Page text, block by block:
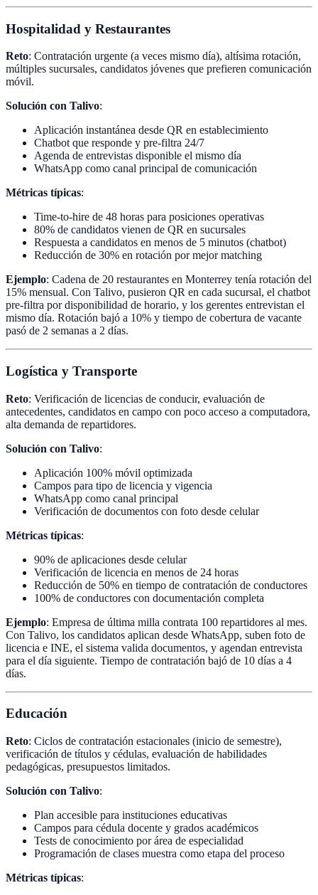
Hospitalidad y Restaurantes
Reto: Contratación urgente (a veces mismo día), altísima rotación,
múltiples sucursales, candidatos jóvenes que prefieren comunicación
móvil.
Solución con Talivo:
Aplicación instantánea desde QR en establecimiento
Chatbot que responde y pre-filtra 24/7
Agenda de entrevistas disponible el mismo día
WhatsApp como canal principal de comunicación
Métricas típicas:
Time-to-hire de 48 horas para posiciones operativas
80% de candidatos vienen de QR en sucursales
Respuesta a candidatos en menos de 5 minutos (chatbot)
Reducción de 30% en rotación por mejor matching
Ejemplo: Cadena de 20 restaurantes en Monterrey tenía rotación del
15% mensual. Con Talivo, pusieron QR en cada sucursal, el chatbot
pre-filtra por disponibilidad de horario, y los gerentes entrevistan el
mismo día. Rotación bajó a 10% y tiempo de cobertura de vacante
pasó de 2 semanas a 2 días.
Logística y Transporte
Reto: Verificación de licencias de conducir, evaluación de
antecedentes, candidatos en campo con poco acceso a computadora,
alta demanda de repartidores.
Solución con Talivo:
Aplicación 100% móvil optimizada
Campos para tipo de licencia y vigencia
WhatsApp como canal principal
Verificación de documentos con foto desde celular
Métricas típicas:
90% de aplicaciones desde celular
Verificación de licencia en menos de 24 horas
Reducción de 50% en tiempo de contratación de conductores
100% de conductores con documentación completa
Ejemplo: Empresa de última milla contrata 100 repartidores al mes.
Con Talivo, los candidatos aplican desde WhatsApp, suben foto de
licencia e INE, el sistema valida documentos, y agendan entrevista
para el día siguiente. Tiempo de contratación bajó de 10 días a 4
días.
Educación
Reto: Ciclos de contratación estacionales (inicio de semestre),
verificación de títulos y cédulas, evaluación de habilidades
pedagógicas, presupuestos limitados.
Solución con Talivo:
Plan accesible para instituciones educativas
Campos para cédula docente y grados académicos
Tests de conocimiento por área de especialidad
Programación de clases muestra como etapa del proceso
Métricas típicas: